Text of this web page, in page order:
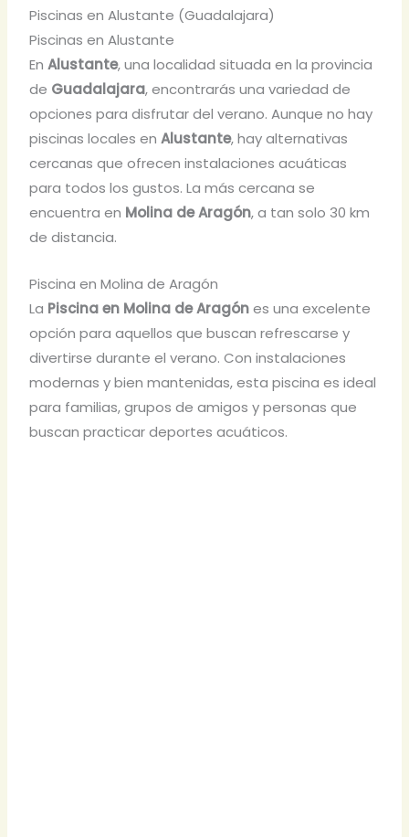
Piscinas en Alustante (Guadalajara)
Piscinas en Alustante
EnAlustante, una localidad situada en la provincia
de Guadalajara, encontrarás una variedad de
opciones para disfrutar del verano. Aunque no hay
piscinas locales enAlustante, hay alternativas
cercanas que ofrecen instalaciones acuáticas
para todos los gustos. La más cercana se
encuentra en Molina de Aragón, a tan solo 30 km
de distancia.
Piscina en Molina de Aragón
La Piscina en Molina de Aragónes una excelente
opción para aquellos que buscan refrescarse y
divertirse durante el verano. Con instalaciones
modernas y bien mantenidas, esta piscina es ideal
para familias, grupos de amigos y personas que
buscan practicar deportes acuáticos.